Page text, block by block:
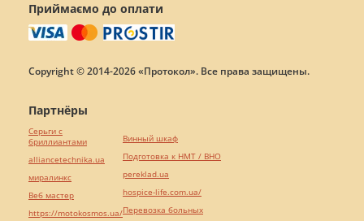
Приймаємо до оплати
Copyright © 2014-2026 «Протокол». Все права защищены.
Партнёры
Серьги с
бриллиантами
alliancetechnika.ua
миралинкс
Веб мастер
https://motokosmos.ua/
Винный шкаф
Подготовка к НМТ / ВНО
pereklad.ua
hospice-life.com.ua/
Перевозка больных